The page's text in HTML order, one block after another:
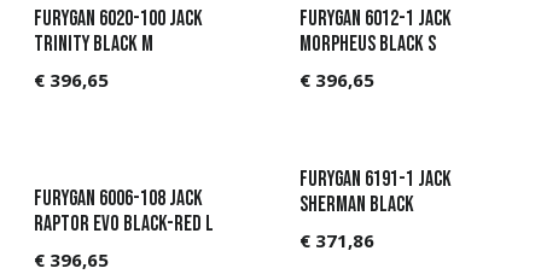
Furygan 6020-100 Jack
Trinity Black M
€ 396,65
Furygan 6012-1 Jack
Morpheus Black S
€ 396,65
Furygan 6006-108 Jack
Raptor Evo Black-Red L
€ 396,65
Furygan 6191-1 Jack
Sherman Black
€ 371,86